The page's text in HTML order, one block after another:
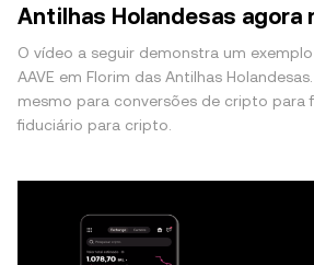
Antilhas Holandesas agora
O vídeo a seguir demonstra um
AAVE em Florim das Antilhas
mesmo para conversões de cripto para
fiduciário para cripto.